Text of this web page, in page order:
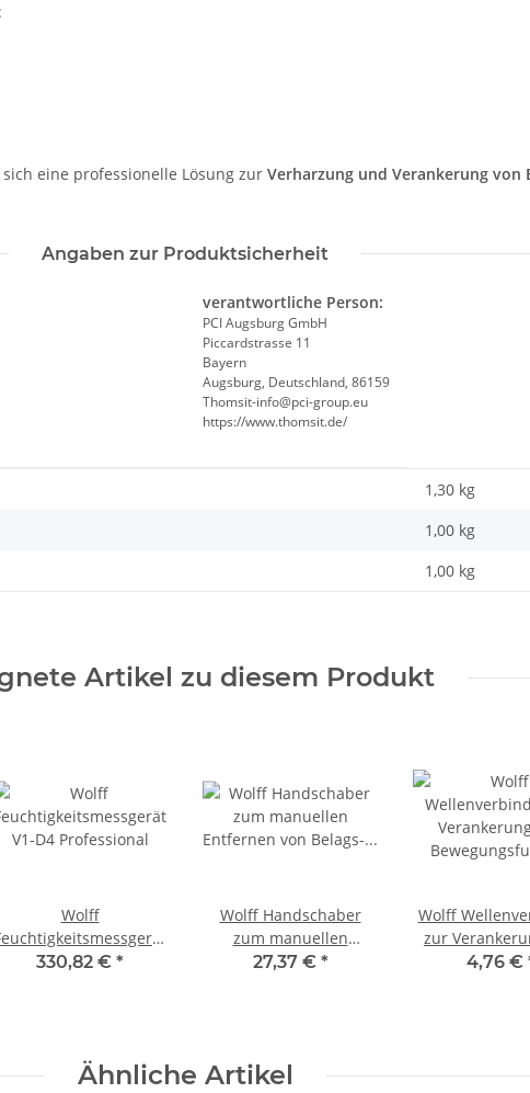
eine professionelle Lösung zur Verharzung und Verankerung von
Angaben zur Produktsicherheit
verantwortliche Person:
PCI Augsburg GmbH
Piccardstrasse 11
Bayern
Augsburg, Deutschland, 86159
Thomsit-info@pci-group.eu
https://www.thomsit.de/
1,30 kg
1,00 kg
1,00 kg
Artikel zu diesem Produkt
Wolff
V1-D4 Professional
330,82 € *
Wolff Handschaber
zum manuellen
Entfernen von Belags-
27,37 € *
Wolff
zur
4,76 €
Ähnliche Artikel